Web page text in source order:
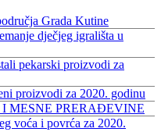
Grada Kutine
dječjeg igrališta u
pekarski proizvodi za
proizvodi za 2020. godinu
I MESNE PRERAĐEVINE
voća i povrća za 2020.